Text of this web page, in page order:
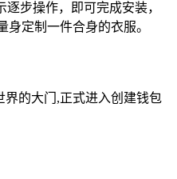
步操作，即可完成安装，
定制一件合身的衣服。
界的大门,正式进入创建钱包